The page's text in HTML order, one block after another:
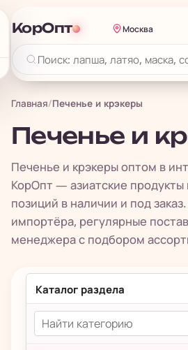
КорОпт Москва
Главная/Печенье и крэкеры
Печенье и
Печенье и крэкеры оптом в
КорОпт — азиатские продукты
позиций в наличии и под
импортёра, регулярные
менеджера с подбором
Каталог раздела